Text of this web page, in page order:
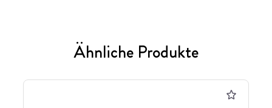
Ähnliche Produkte